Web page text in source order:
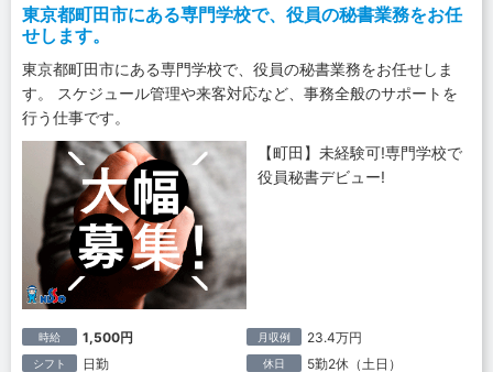
東京都町田市にある専門学校で、役員の秘書業務をお任
せします。
東京都町田市にある専門学校で、役員の秘書業務をお任せしま
す。 スケジュール管理や来客対応など、事務全般のサポートを
行う仕事です。
【町田】未経験可!専門学校で
役員秘書デビュー!
時給 1,500円 月収例 23.4万円
シフト 日勤 休日 5勤2休（土日）